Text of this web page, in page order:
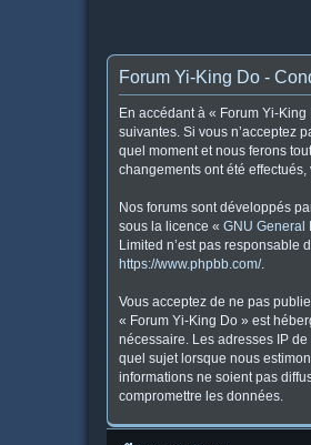
Forum Yi-King Do -
En accédant à « Forum Yi-
suivantes. Si vous n’acceptez
quel moment et nous ferons
changements ont été
Nos forums sont développés
sous la licence « GNU General
Limited n’est pas responsable
https://www.phpbb.com/.
Vous acceptez de ne pas
« Forum Yi-King Do » est
nécessaire. Les adresses IP
quel sujet lorsque nous
informations ne soient pas
compromettre les données.